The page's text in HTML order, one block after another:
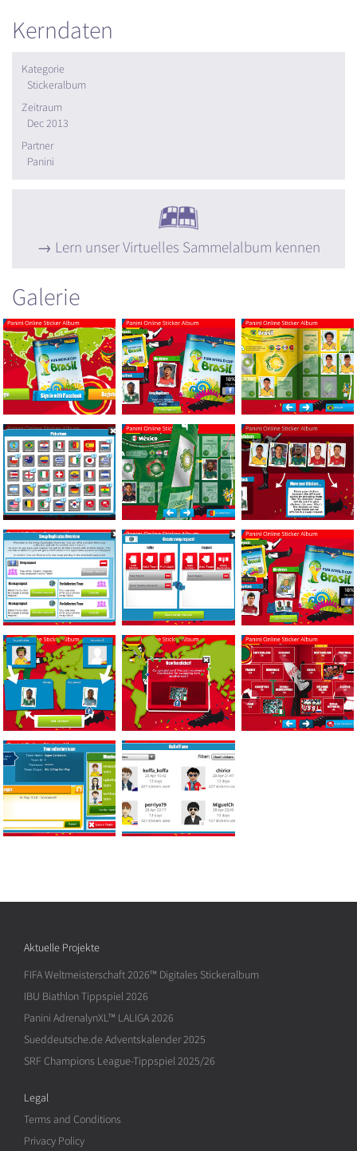
Kerndaten
Kategorie
Stickeralbum
Zeitraum
Dec 2013
Partner
Panini
Lern unser Virtuelles Sammelalbum kennen
Galerie
Aktuelle Projekte
FIFA Weltmeisterschaft 2026™ Digitales Stickeralbum
IBU Biathlon Tippspiel 2026
Panini AdrenalynXL™ LALIGA 2026
Sueddeutsche.de Adventskalender 2025
SRF Champions League-Tippspiel 2025/26
Legal
Terms and Conditions
Privacy Policy